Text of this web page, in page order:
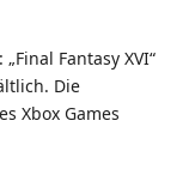
Fantasy XVI“
Die
Xbox Games